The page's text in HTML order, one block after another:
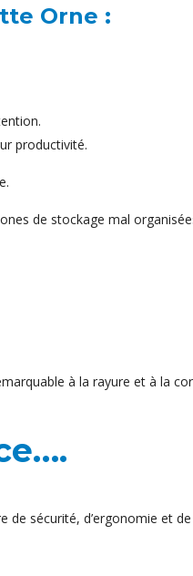
Orne :
productivité.
de stockage mal
à la rayure et à la
de sécurité, d’ergonomie et